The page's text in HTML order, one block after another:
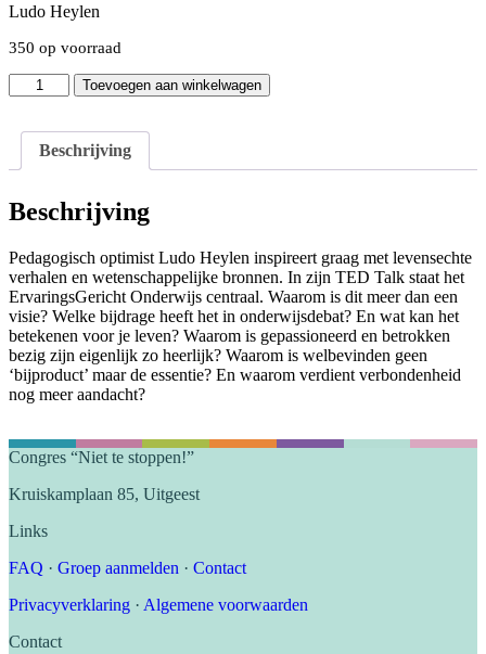
Ludo Heylen
350 op voorraad
TED
Talk
Heylen
aantal
Toevoegen aan winkelwagen
Beschrijving
Beschrijving
Pedagogisch optimist Ludo Heylen inspireert graag met levensechte
verhalen en wetenschappelijke bronnen. In zijn TED Talk staat het
ErvaringsGericht Onderwijs centraal. Waarom is dit meer dan een
visie? Welke bijdrage heeft het in onderwijsdebat? En wat kan het
betekenen voor je leven? Waarom is gepassioneerd en betrokken
bezig zijn eigenlijk zo heerlijk? Waarom is welbevinden geen
‘bijproduct’ maar de essentie? En waarom verdient verbondenheid
nog meer aandacht?
Congres “Niet te stoppen!”
Kruiskamplaan 85, Uitgeest
Links
FAQ · Groep aanmelden · Contact
Privacyverklaring · Algemene voorwaarden
Contact